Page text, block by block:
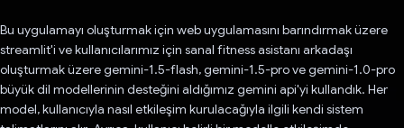
Bu uygulamayı oluşturmak için web uygulamasını barındırmak üzere
streamlit'i ve kullanıcılarımız için sanal fitness asistanı arkadaşı
oluşturmak üzere gemini-1.5-flash, gemini-1.5-pro ve gemini-1.0-pro
büyük dil modellerinin desteğini aldığımız gemini api'yi kullandık. Her
model, kullanıcıyla nasıl etkileşim kurulacağıyla ilgili kendi sistem